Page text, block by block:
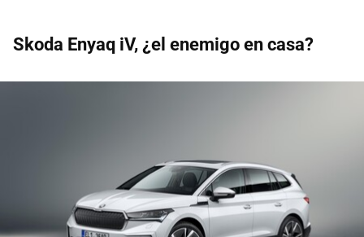
Skoda Enyaq iV, ¿el enemigo en casa?